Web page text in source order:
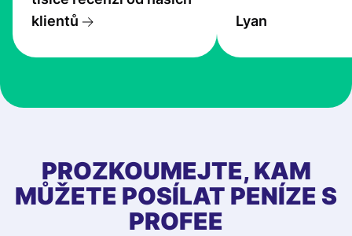
klientů
the exchange
at Profee is very
first started
app, and they
quick to provide
Lyan
PROZKOUMEJTE, KAM
MŮŽETE POSÍLAT PENÍZE S
PROFEE